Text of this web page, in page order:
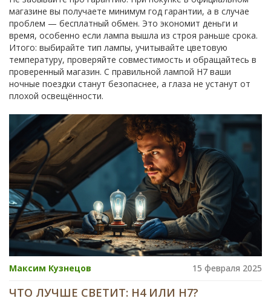
магазине вы получаете минимум год гарантии, а в случае
проблем — бесплатный обмен. Это экономит деньги и
время, особенно если лампа вышла из строя раньше срока.
Итого: выбирайте тип лампы, учитывайте цветовую
температуру, проверяйте совместимость и обращайтесь в
проверенный магазин. С правильной лампой H7 ваши
ночные поездки станут безопаснее, а глаза не устанут от
плохой освещённости.
Максим Кузнецов 15 февраля 2025
ЧТО ЛУЧШЕ СВЕТИТ: H4 ИЛИ H7?